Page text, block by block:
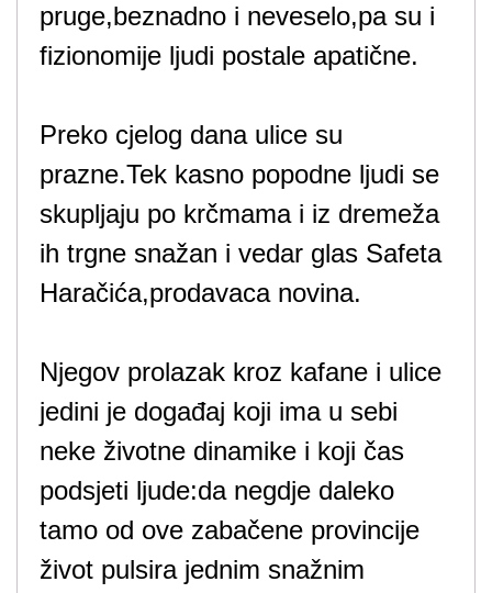
pruge,beznadno i neveselo,pa su i
fizionomije ljudi postale apatične.
Preko cjelog dana ulice su
prazne.Tek kasno popodne ljudi se
skupljaju po krčmama i iz dremeža
ih trgne snažan i vedar glas Safeta
Haračića,prodavaca novina.
Njegov prolazak kroz kafane i ulice
jedini je događaj koji ima u sebi
neke životne dinamike i koji čas
podsjeti ljude:da negdje daleko
tamo od ove zabačene provincije
život pulsira jednim snažnim